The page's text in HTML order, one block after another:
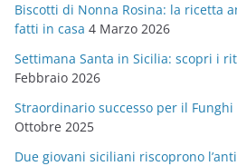
i
e
Biscotti di Nonna Rosina: la ricetta
fatti in casa 4 Marzo 2026
Settimana Santa in Sicilia: scopri i
Febbraio 2026
Straordinario successo per il
Ottobre 2025
Due giovani siciliani riscoprono